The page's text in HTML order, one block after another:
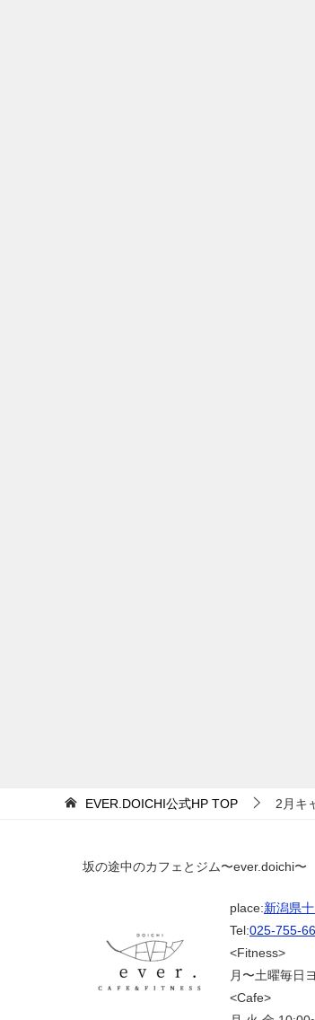
EVER.DOICHI公式HP TOP 2月キ
坂の途中のカフェとジム〜ever.doichi〜
place:新潟県
Tel:025-755-
<Fitness>
月〜土曜毎日
<Cafe>